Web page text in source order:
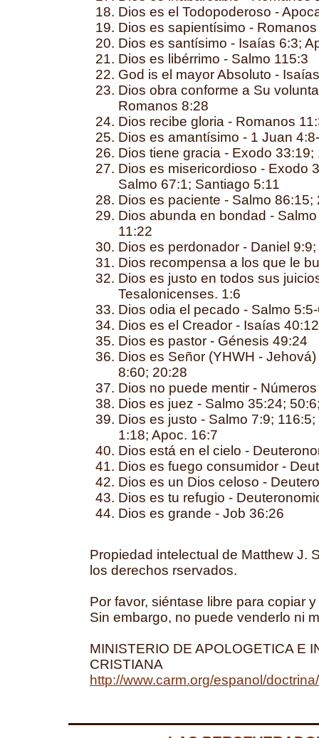
Dios es el Todopoderoso -
Dios es sapientísimo -
Dios es santísimo - Isaías 6:3;
Dios es libérrimo - Salmo 115:3
God is el mayor Absoluto -
Dios obra conforme a Su
Romanos 8:28
Dios recibe gloria - Romanos
Dios es amantísimo - 1 Juan
Dios tiene gracia - Exodo 33:19;
Dios es misericordioso - Exodo
Salmo 67:1; Santiago 5:11
Dios es paciente - Salmo 86:15;
Dios abunda en bondad -
11:22
Dios es perdonador - Daniel
Dios recompensa a los que le
Dios es justo en todos sus
Tesalonicenses. 1:6
Dios odia el pecado - Salmo
Dios es el Creador - Isaías
Dios es pastor - Génesis 49:24
Dios es Señor (YHWH -
8:60; 20:28
Dios no puede mentir -
Dios es juez - Salmo 35:24;
Dios es justo - Salmo 7:9;
1:18; Apoc. 16:7
Dios está en el cielo -
Dios es fuego consumidor -
Dios es un Dios celoso -
Dios es tu refugio -
Dios es grande - Job 36:26
Propiedad intelectual de Matthew J.
los derechos rservados.
Por favor, siéntase libre para copiar
Sin embargo, no puede venderlo ni
MINISTERIO DE APOLOGETICA E
CRISTIANA
http://www.carm.org/espanol/